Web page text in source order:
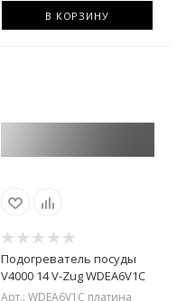
В КОРЗИНУ
Подогреватель посуды
V4000 14 V-Zug WDEA6V1C
Арт.: WDEA6V1C платина